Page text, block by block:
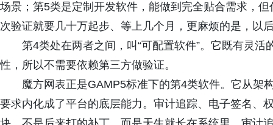
场景；第5类是定制开发软件，能做到完全贴合需求，
次验证就要几十万起步、等上几个月，更麻烦的是，以
第4类处在两者之间，叫“可配置软件”。它既有灵
性，所以不需要依赖第三方做验证。
魔方网表正是GAMP5标准下的第4类软件。它从架
要求内化成了平台的底层能力。审计追踪、电子签名